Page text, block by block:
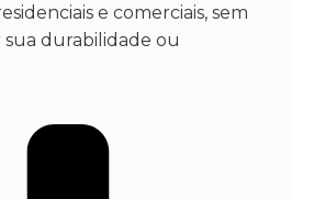
e comerciais, sem
durabilidade ou